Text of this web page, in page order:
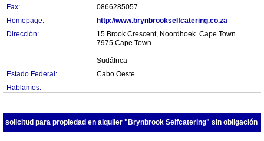
Fax:
0866285057
Homepage:
http://www.brynbrookselfcatering.co.za
Dirección:
15 Brook Crescent, Noordhoek. Cape Town
7975 Cape Town
Sudáfrica
Estado Federal:
Cabo Oeste
Hablamos:
solicitud para propiedad en alquiler "Brynbrook Selfcatering" sin obligación